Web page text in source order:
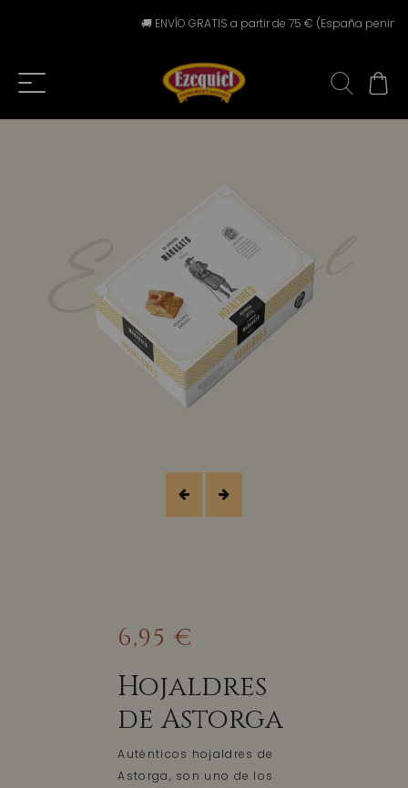
🚚 ENVÍO GRATIS a partir de 75 € (España
6,95 €
Hojaldres
de Astorga
Auténticos hojaldres de
Astorga, son uno de los